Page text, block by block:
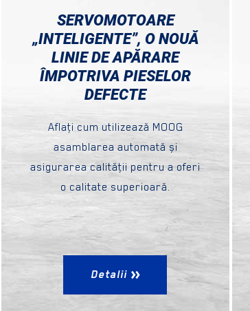
SERVOMOTOARE
„INTELIGENTE”, O NOUĂ
LINIE DE APĂRARE
ÎMPOTRIVA PIESELOR
DEFECTE
Aflaţi cum utilizează MOOG
asamblarea automată și
asigurarea calităţii pentru a oferi
o calitate superioară.
Detalii